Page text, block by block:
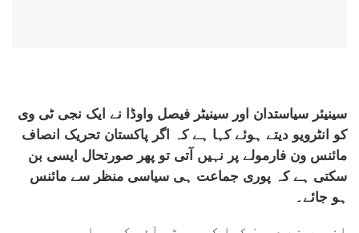
سینیئر سیاستدان اور سینیٹر فیصل واوڈا نے ایک نجی ٹی وی
کو انٹرویو دیتے ہوئے کہا ہے کہ اگر پاکستان تحریک انصاف
مائنس ون فارمولے پر نہیں آتی تو پھر صورتحال ایسی بن
سکتی ہے کہ پوری جماعت ہی سیاسی منظر سے مائنس
ہو جائے۔